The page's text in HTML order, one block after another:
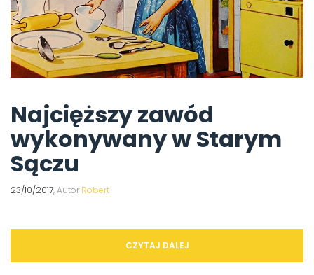
Najcięższy zawód
wykonywany w Starym
Sączu
23/10/2017, Autor Robert
CZYTAJ DALEJ